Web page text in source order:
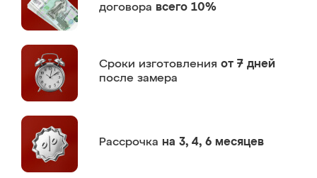
договора всего 10%
Сроки изготовления от 7 дней
после замера
Рассрочка на 3, 4, 6 месяцев